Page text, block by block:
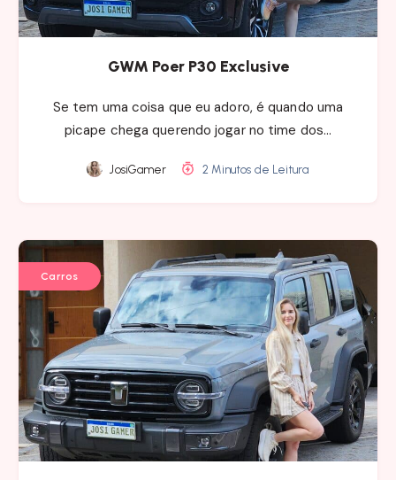
GWM Poer P30 Exclusive
Se tem uma coisa que eu adoro, é quando uma
picape chega querendo jogar no time dos…
JosiGamer 2 Minutos de Leitura
Carros